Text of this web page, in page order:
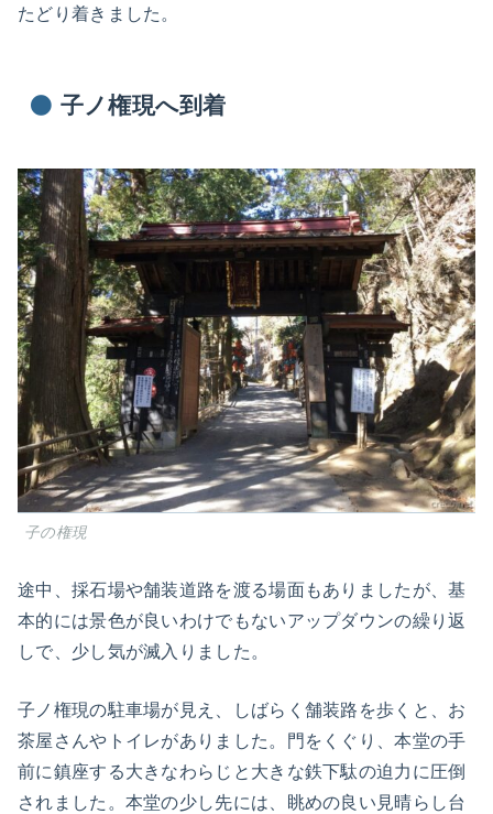
たどり着きました。
子ノ権現へ到着
子の権現
途中、採石場や舗装道路を渡る場面もありましたが、基
本的には景色が良いわけでもないアップダウンの繰り返
しで、少し気が滅入りました。
子ノ権現の駐車場が見え、しばらく舗装路を歩くと、お
茶屋さんやトイレがありました。門をくぐり、本堂の手
前に鎮座する大きなわらじと大きな鉄下駄の迫力に圧倒
されました。本堂の少し先には、眺めの良い見晴らし台